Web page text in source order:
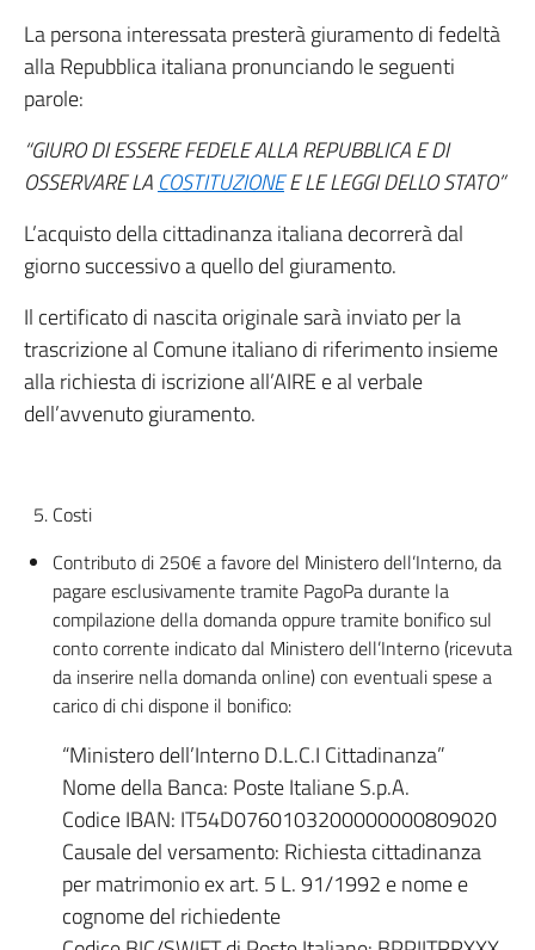
La persona interessata presterà giuramento di fedeltà
alla Repubblica italiana pronunciando le seguenti
parole:
“GIURO DI ESSERE FEDELE ALLA REPUBBLICA E DI
OSSERVARE LA COSTITUZIONEE LE LEGGI DELLO STATO”
L’acquisto della cittadinanza italiana decorrerà dal
giorno successivo a quello del giuramento.
Il certificato di nascita originale sarà inviato per la
trascrizione al Comune italiano di riferimento insieme
alla richiesta di iscrizione all’AIRE e al verbale
dell’avvenuto giuramento.
Costi
Contributo di 250€ a favore del Ministero dell’Interno, da
pagare esclusivamente tramite PagoPa durante la
compilazione della domanda oppure tramite bonifico sul
conto corrente indicato dal Ministero dell’Interno (ricevuta
da inserire nella domanda online) con eventuali spese a
carico di chi dispone il bonifico:
“Ministero dell’Interno D.L.C.I Cittadinanza”
Nome della Banca: Poste Italiane S.p.A.
Codice IBAN: IT54D0760103200000000809020
Causale del versamento: Richiesta cittadinanza
per matrimonio ex art. 5 L. 91/1992 e nome e
cognome del richiedente